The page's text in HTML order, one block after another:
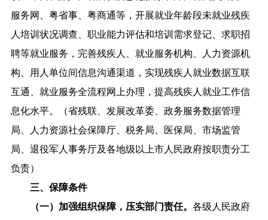
服务网、粤省事、粤商通等，开展就业年龄段未就业残疾
人培训状况调查、职业能力评估和培训需求登记、求职招
聘等就业服务，完善残疾人、就业服务机构、人力资源机
构、用人单位间信息沟通渠道，实现残疾人就业数据互联
互通、就业服务全流程网上办理，提高残疾人就业工作信
息化水平。（省残联、发展改革委、政务服务数据管理
局、人力资源社会保障厅、税务局、医保局、市场监管
局、退役军人事务厅及各地级以上市人民政府按职责分工
负责）
三、保障条件
（一）加强组织保障，压实部门责任。 各级人民政府